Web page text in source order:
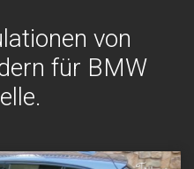
von
für BMW